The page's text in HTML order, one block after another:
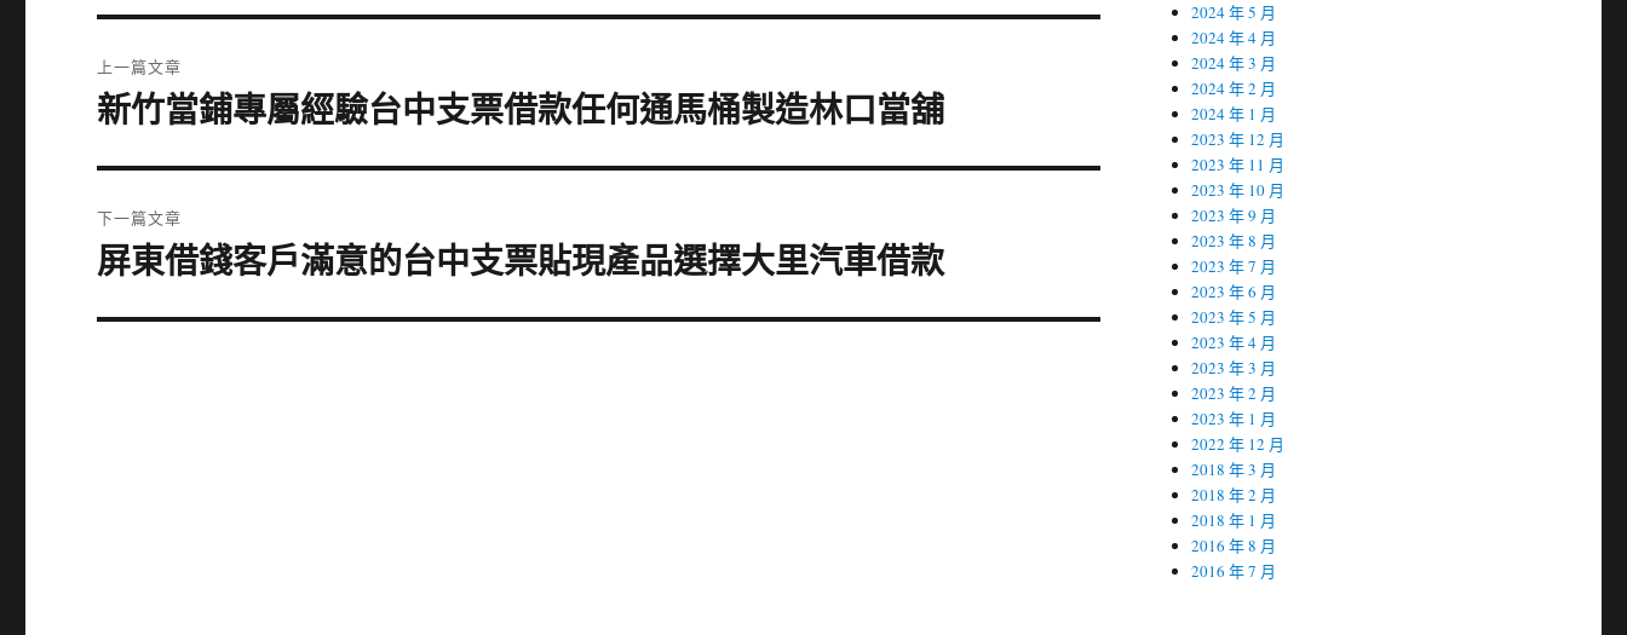
章
上一篇文章
上
篇
章:
新竹當鋪專屬經驗台中支票借款任何通馬桶製造林口當舖
下一篇文章
下
篇
屏東借錢客戶滿意的台中支票貼現產品選擇大里汽車借款
2024 年 5 月
2024 年 4 月
2024 年 3 月
2024 年 2 月
2024 年 1 月
2023 年 12 月
2023 年 11 月
2023 年 10 月
2023 年 9 月
2023 年 8 月
2023 年 7 月
2023 年 6 月
2023 年 5 月
2023 年 4 月
2023 年 3 月
2023 年 2 月
2023 年 1 月
2022 年 12 月
2018 年 3 月
2018 年 2 月
2018 年 1 月
2016 年 8 月
2016 年 7 月